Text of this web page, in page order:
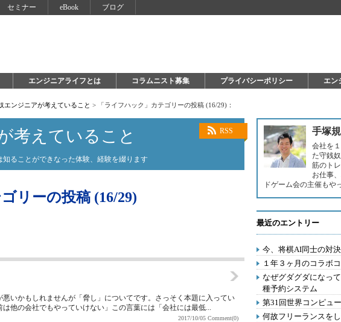
セミナー eBook ブログ
エンジニアライフとは コラムニスト募集 プライバシーポリシー エン
エンジニアが考えていること > 「ライフハック」カテゴリーの投稿 (16/29)：
RSS
考えていること
ることができなった体験、経験を綴ります
リーの投稿 (16/29)
いかもしれませんが「脅し」についてです。さっそく本題に入ってい
他の会社でもやっていけない」この言葉には「会社には最低...
2017/10/05 Comment(0)
手塚
会社を
た守銭
筋のト
お仕事
ドゲーム会の主催もや
最近のエントリー
今、将棋AI同士の対
１年３ヶ月のコラボ
なぜグダグダになっ
種予約システム
第31回世界コンピュ
何故フリーランスを